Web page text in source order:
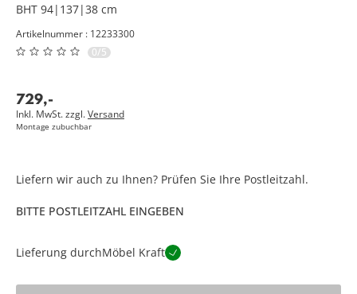
BHT 94|137|38 cm
Artikelnummer : 12233300
0/5
729,-
Inkl. MwSt. zzgl.Versand
Montage zubuchbar
Liefern wir auch zu Ihnen? Prüfen Sie Ihre Postleitzahl.
BITTE POSTLEITZAHL EINGEBEN
Lieferung durchMöbel Kraft